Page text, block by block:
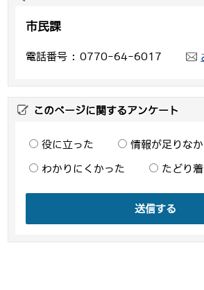
市民課
電話番号 0770-64-6017
このページに関するアンケート
役に立った 情報が足りな
わかりにくかった たどり
送信する